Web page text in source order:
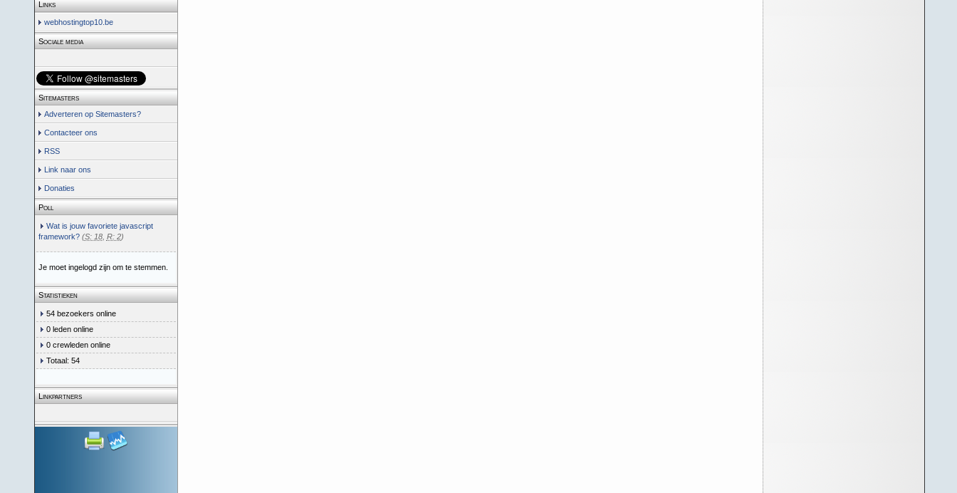
Links
webhostingtop10.be
Sociale media
Sitemasters
Adverteren op Sitemasters?
Contacteer ons
RSS
Link naar ons
Donaties
Poll
Wat is jouw favoriete javascript
framework? (S: 18, R: 2)
Je moet ingelogd zijn om te stemmen.
Statistieken
54 bezoekers online
0 leden online
0 crewleden online
Totaal: 54
Linkpartners